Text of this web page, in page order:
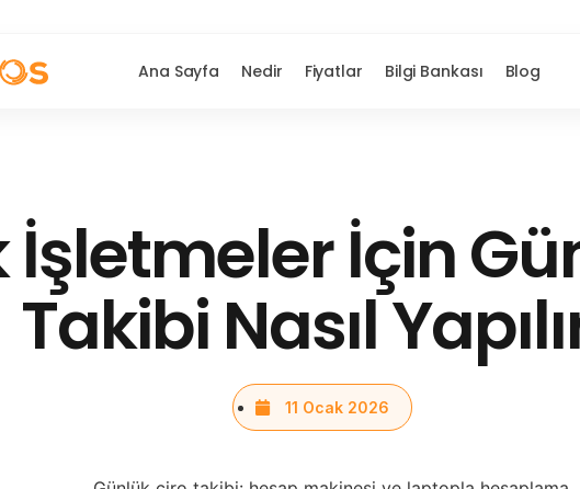
Ana Sayfa Nedir Fiyatlar Bilgi Bankası Blog
İşletmeler İçin
Takibi Nasıl
11 Ocak 2026